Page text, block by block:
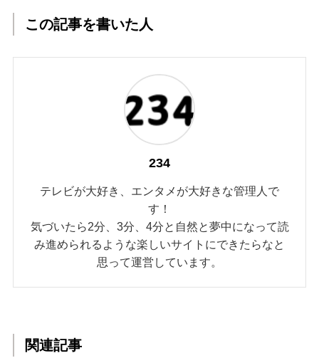
この記事を書いた人
234
テレビが大好き、エンタメが大好きな管理人で
す！
気づいたら2分、3分、4分と自然と夢中になって読
み進められるような楽しいサイトにできたらなと
思って運営しています。
関連記事